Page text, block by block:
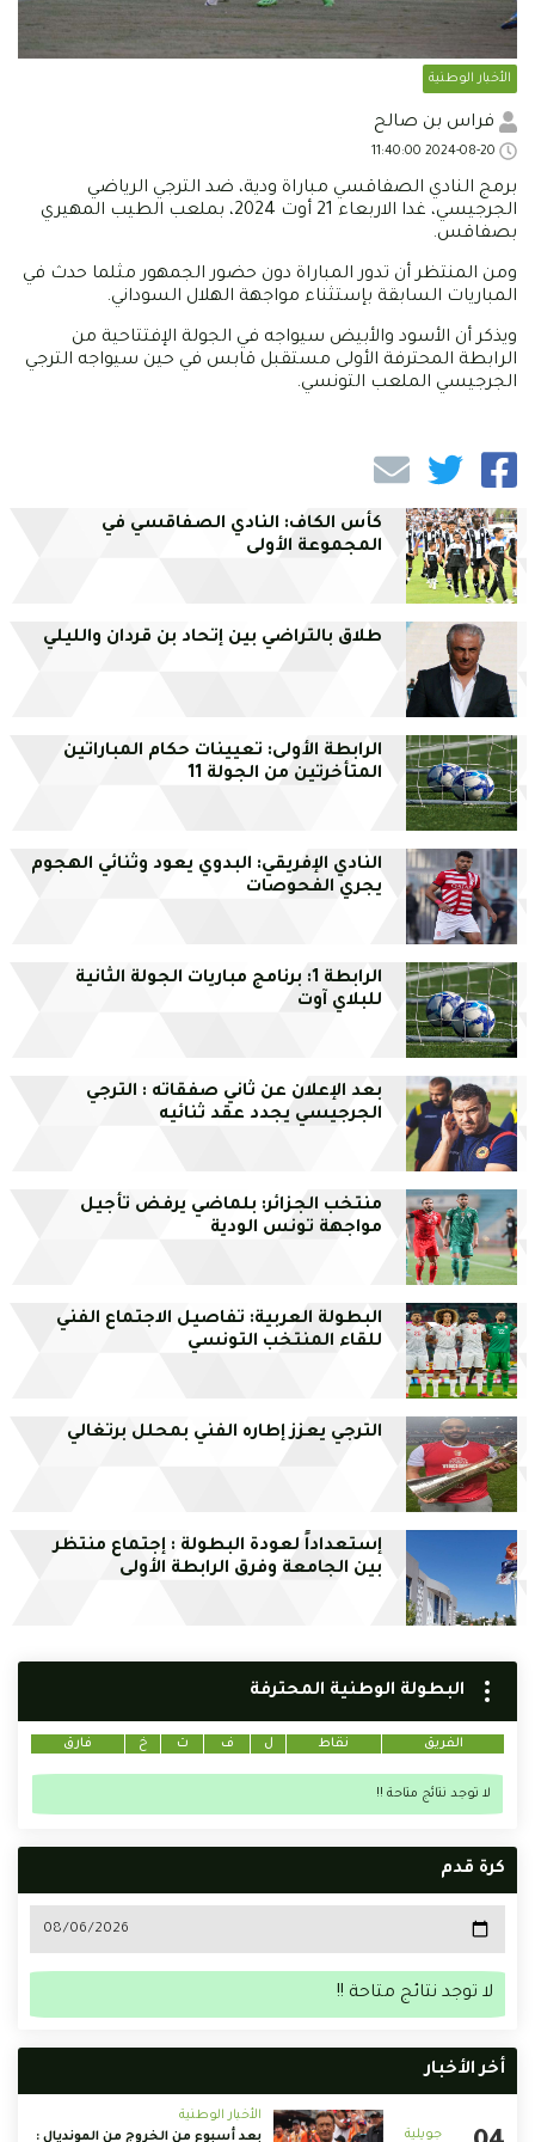
الأخبار الوطنية
فراس بن صالح
برمج النادي الصفاقسي مباراة ودية، ضد الترجي الرياضي
الجرجيسي، غدا الاربعاء 21 أوت 2024، بملعب الطيب المهيري
بصفاقس.
ومن المنتظر أن تدور المباراة دون حضور الجمهور مثلما حدث في
المباريات السابقة بإستثناء مواجهة الهلال السوداني.
ويذكر أن الأسود والأبيض سيواجه في الجولة الإفتتاحية من
الرابطة المحترفة الأولى مستقبل قابس في حين سيواجه الترجي
الجرجيسي الملعب التونسي.
كأس الكاف: النادي الصفاقسي في
المجموعة الأولى
طلاق بالتراضي بين إتحاد بن قردان والليلي
الرابطة الأولى: تعيينات حكام المباراتين
المتأخرتين من الجولة 11
النادي الإفريقي: البدوي يعود وثنائي الهجوم
يجري الفحوصات
الرابطة 1: برنامج مباريات الجولة الثانية
للبلاي آوت
بعد الإعلان عن ثاني صفقاته : الترجي
الجرجيسي يجدد عقد ثنائيه
منتخب الجزائر: بلماضي يرفض تأجيل
مواجهة تونس الودية
البطولة العربية: تفاصيل الاجتماع الفني
للقاء المنتخب التونسي
الترجي يعزز إطاره الفني بمحلل برتغالي
إستعداداً لعودة البطولة : إجتماع منتظر
بين الجامعة وفرق الرابطة الأولى
البطولة الوطنية المحترفة
الفريق نقاط ل ف ت خ فارق
لا توجد نتائج متاحة !!
كرة قدم
لا توجد نتائج متاحة !!
أخر الأخبار
الأخبار الوطنية
بعد أسبوع من الخروج من المونديال :